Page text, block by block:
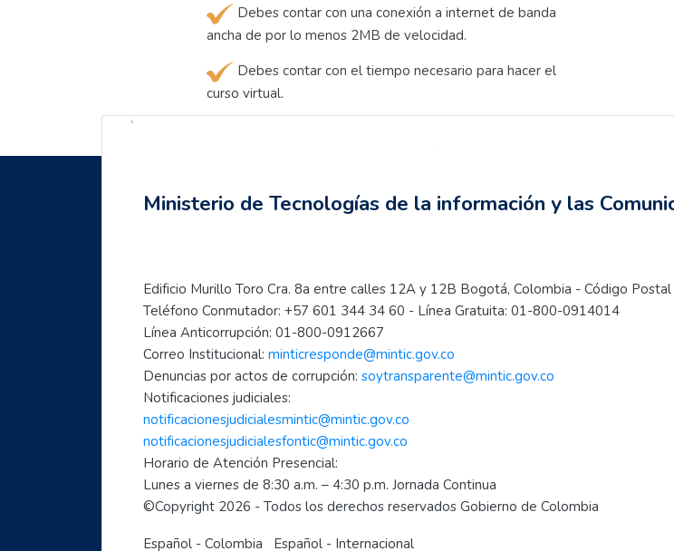
Debes contar con una conexión a internet de banda
ancha de por lo menos 2MB de velocidad.
Debes contar con el tiempo necesario para hacer el
curso virtual.
- Mujeres creadoras de contenido Digital
- Ciberperiodismo comunitario a tu alcance
Mujeres TIC para el cambio
Página principal
Preguntas frecuentes
- Aprende a usar Internet fácilmente
- Introducción al mundo digital
- Formación en Internet para personas mayores
- Mujeres líderes de la Transformación Digital
- Mujeres creadoras de contenido Digital
- Transforma tu mundo con internet: paso a paso de...
- Ciberperiodismo comunitario a tu alcance
`
Ministerio de Tecnologías de la información y las
Edificio Murillo Toro Cra. 8a entre calles 12A y 12B Bogotá, Colombia - Código
Teléfono Conmutador: +57 601 344 34 60 - Línea Gratuita: 01-800-0914014
Línea Anticorrupción: 01-800-0912667
Correo Institucional: minticresponde@mintic.gov.co
Denuncias por actos de corrupción: soytransparente@mintic.gov.co
Notificaciones judiciales:
notificacionesjudicialesmintic@mintic.gov.co
notificacionesjudicialesfontic@mintic.gov.co
Horario de Atención Presencial:
Lunes a viernes de 8:30 a.m. – 4:30 p.m. Jornada Continua
©Copyright 2026 - Todos los derechos reservados Gobierno de Colombia
Español - Colombia Español - Internacional